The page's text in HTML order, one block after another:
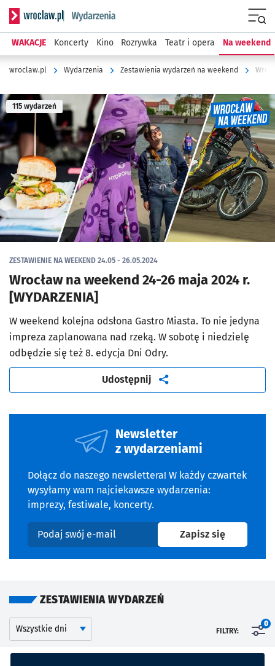
Serwis informacyjny wroclaw.pl podserwis: Wydarzenia
WAKACJE Koncerty Kino Rozrywka Teatr i opera Na weekend
wroclaw.pl Wydarzenia Zestawienia wydarzeń na weekend
ZESTAWIENIE NA WEEKEND 24.05 - 26.05.2024
Wrocław na weekend 24-26 maja 2024 r.
[WYDARZENIA]
115 wydarzeń
W weekend kolejna odsłona Gastro Miasta. To nie jedyna
impreza zaplanowana nad rzeką. W sobotę i niedzielę
odbędzie się też 8. edycja Dni Odry.
Udostępnij artykuł
Newsletter
z wydarzeniami
Dołącz do naszego newslettera! W każdy czwartek
wysyłamy wam najciekawsze wydarzenia:
imprezy, festiwale, koncerty.
Podaj swój e-mail
Zapisz sięna
ZESTAWIENIA WYDARZEŃ
Kalendarium
Wyszukaj wydarzenia po dniu
FILTRY:
0
Znalezione wydarzenia